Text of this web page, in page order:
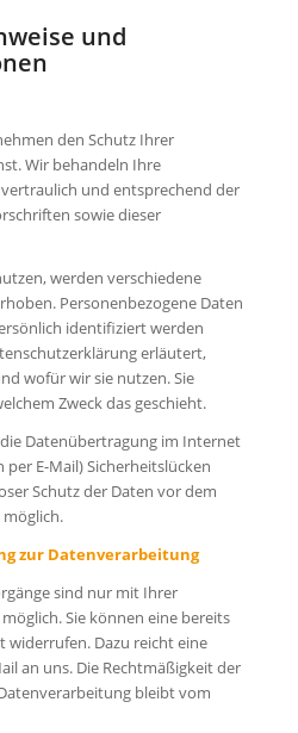
und
den Schutz Ihrer
Wir behandeln Ihre
und entsprechend der
sowie dieser
werden verschiedene
Personenbezogene Daten
identifiziert werden
erläutert,
wofür wir sie nutzen. Sie
Zweck das geschieht.
Datenübertragung im Internet
E-Mail) Sicherheitslücken
Schutz der Daten vor dem
zur Datenverarbeitung
sind nur mit Ihrer
Sie können eine bereits
widerrufen. Dazu reicht eine
an uns. Die Rechtmäßigkeit der
bleibt vom